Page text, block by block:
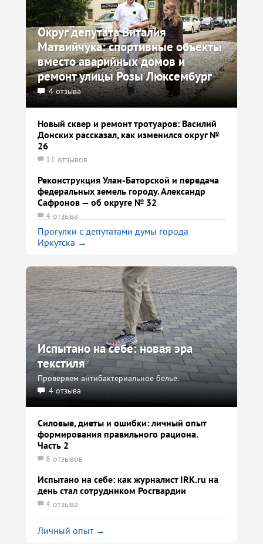
Округ депутата Виталия
Матвийчука: спортивные объекты
вместо аварийных домов и
ремонт улицы Розы Люксембург
4 отзыва
Новый сквер и ремонт тротуаров: Василий
Донских рассказал, как изменился округ №
26
11 отзывов
Реконструкция Улан-Баторской и передача
федеральных земель городу. Александр
Сафронов — об округе № 32
4 отзыва
Прогулки с депутатами думы города
Иркутска →
Испытано на себе: новая эра
текстиля
Проверяем антибактериальное белье.
4 отзыва
Силовые, диеты и ошибки: личный опыт
формирования правильного рациона.
Часть 2
8 отзывов
Испытано на себе: как журналист IRK.ru на
день стал сотрудником Росгвардии
4 отзыва
Личный опыт →